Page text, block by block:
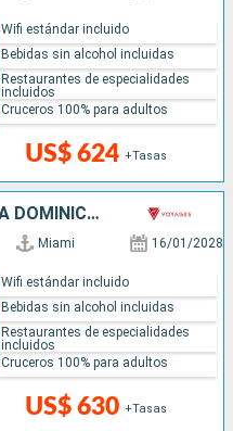
US$ 624 +Tasas
Wifi estándar incluido
Bebidas sin alcohol incluidas
Restaurantes de especialidades
incluidos
Cruceros 100% para adultos
ESTADOS UNIDOS, REPÚBLICA DOMINICANA, BAHAMAS
Miami 16/01/2028
US$ 630 +Tasas
Wifi estándar incluido
Bebidas sin alcohol incluidas
Restaurantes de especialidades
incluidos
Cruceros 100% para adultos